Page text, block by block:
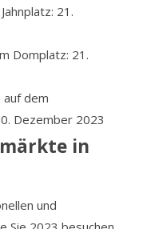
21.
Domplatz: 21.
auf dem
Dezember 2023
in
und